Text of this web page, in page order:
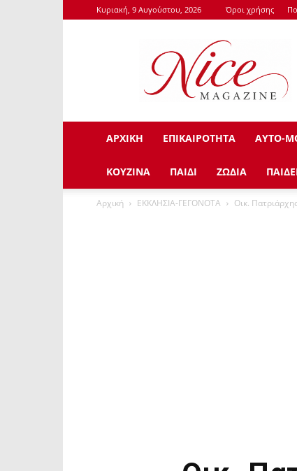
Κυριακή, 9 Αυγούστου, 2026 Όροι χρήσης
NiceMagazine.Gr
ΑΡΧΙΚΗ ΕΠΙΚΑΙΡΟΤΗΤΑ ΑΥΤΟ-
ΚΟΥΖΙΝΑ ΠΑΙΔΙ ΖΩΔΙΑ
Αρχική ΕΚΚΛΗΣΙΑ-ΓΕΓΟΝΟΤΑ Οικ.